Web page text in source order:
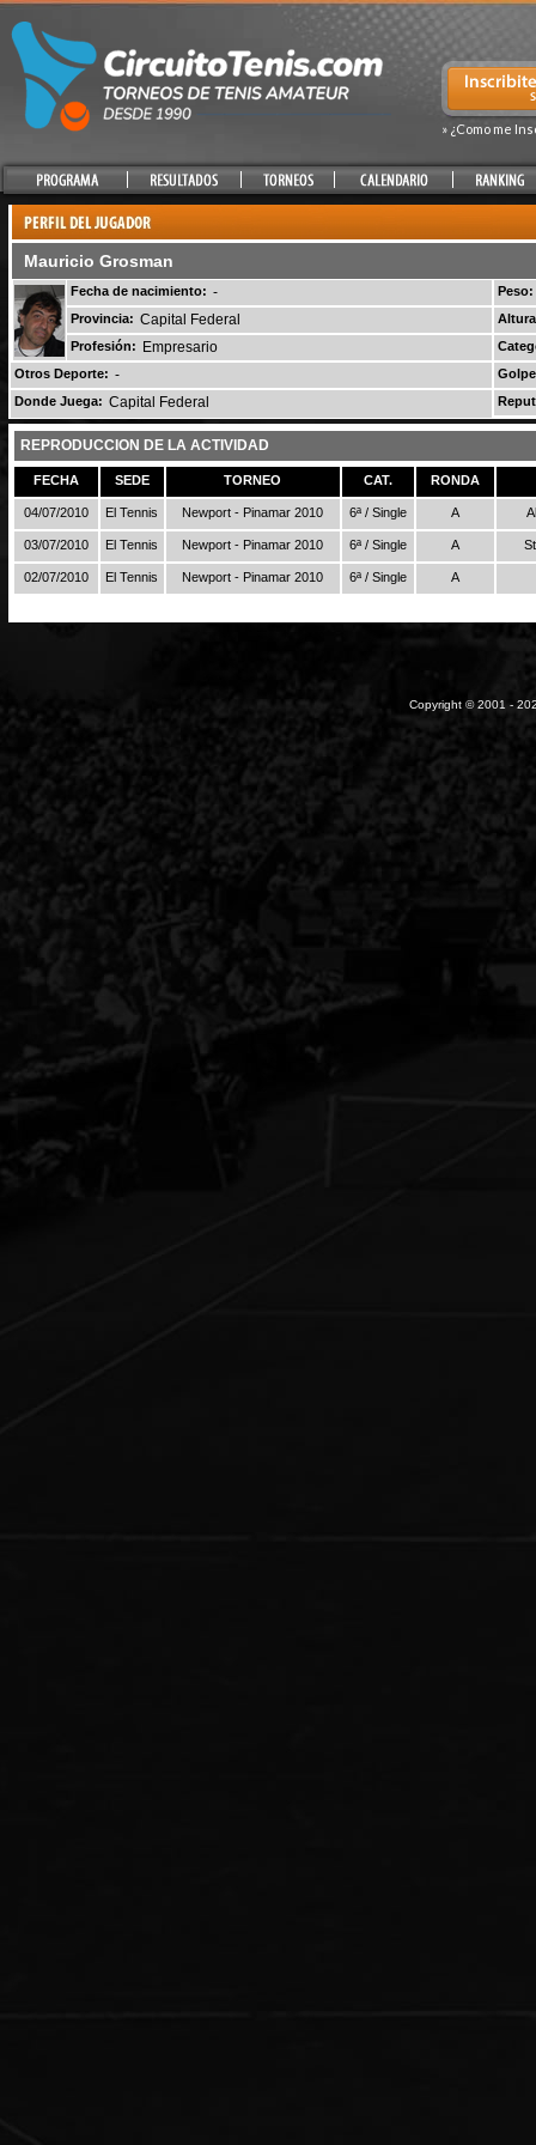
» ¿Como me
Mauricio Grosman
Fecha de nacimiento: -
Peso:
Provincia: Capital Federal
Profesión:
Empresario
Otros Deporte: -
Donde Juega: Capital Federal
REPRODUCCION DE LA ACTIVIDAD
FECHA SEDE TORNEO CAT. RONDA
04/07/2010 El Tennis Newport - Pinamar 2010 6ª / Single A
03/07/2010 El Tennis Newport - Pinamar 2010 6ª / Single A
02/07/2010 El Tennis Newport - Pinamar 2010 6ª / Single A
Copyright © 2001 -